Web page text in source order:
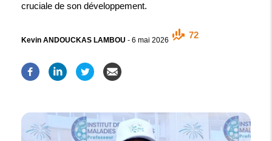
cruciale de son développement.
Kevin ANDOUCKAS LAMBOU - 6 mai 2026
72